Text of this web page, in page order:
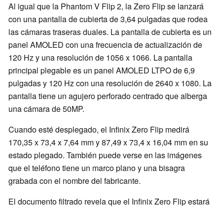
Al igual que la Phantom V Flip 2, la Zero Flip se lanzará
con una pantalla de cubierta de 3,64 pulgadas que rodea
las cámaras traseras duales. La pantalla de cubierta es un
panel AMOLED con una frecuencia de actualización de
120 Hz y una resolución de 1056 x 1066. La pantalla
principal plegable es un panel AMOLED LTPO de 6,9
pulgadas y 120 Hz con una resolución de 2640 x 1080. La
pantalla tiene un agujero perforado centrado que alberga
una cámara de 50MP.
Cuando esté desplegado, el Infinix Zero Flip medirá
170,35 x 73,4 x 7,64 mm y 87,49 x 73,4 x 16,04 mm en su
estado plegado. También puede verse en las imágenes
que el teléfono tiene un marco plano y una bisagra
grabada con el nombre del fabricante.
El documento filtrado revela que el Infinix Zero Flip estará